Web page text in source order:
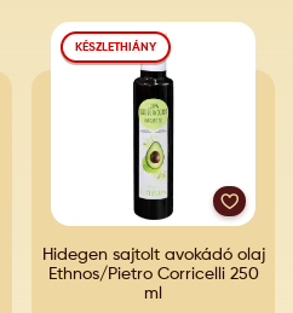
KÉSZLETHIÁNY
Hidegen sajtolt avokádó olaj
Ethnos/Pietro Corricelli 250
ml